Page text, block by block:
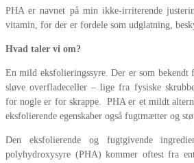
PHA er navnet på min ikke-irriterende
vitamin, for der er fordele som udglatning,
Hvad taler vi om?
En mild eksfolieringssyre. Der er som bekendt
sløve overfladeceller – lige fra fysiske
for nogle er for skrappe. PHA er et mildt
eksfolierende egenskaber også fugtmætter og
Den eksfolierende og fugtgivende
polyhydroxysyre (PHA) kommer oftest fra